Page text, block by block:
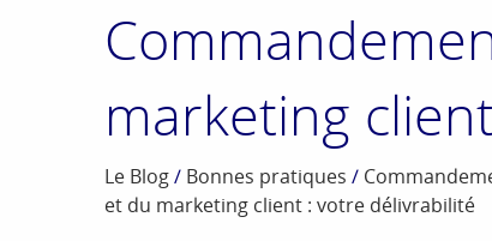
marketing
Le Blog/ Bonnes pratiques /
et du marketing client : votre délivrabilité